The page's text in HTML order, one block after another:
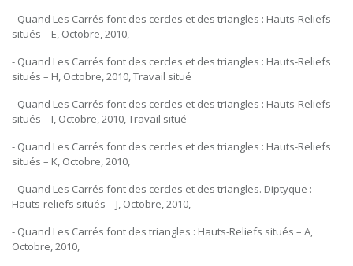
- Quand Les Carrés font des cercles et des triangles : Hauts-Reliefs
situés – E, Octobre, 2010,
- Quand Les Carrés font des cercles et des triangles : Hauts-Reliefs
situés – H, Octobre, 2010, Travail situé
- Quand Les Carrés font des cercles et des triangles : Hauts-Reliefs
situés – I, Octobre, 2010, Travail situé
- Quand Les Carrés font des cercles et des triangles : Hauts-Reliefs
situés – K, Octobre, 2010,
- Quand Les Carrés font des cercles et des triangles. Diptyque :
Hauts-reliefs situés – J, Octobre, 2010,
- Quand Les Carrés font des triangles : Hauts-Reliefs situés – A,
Octobre, 2010,